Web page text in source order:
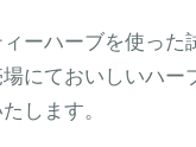
ィーハーブを使った
にておいしいハー
します。